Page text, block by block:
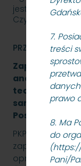
7.
treści
prawo
8. Ma
do
Pani/
jest
Czytaj dalej
PRZETARGI
Zapytanie
analizy
techniczną na
sanitarnej
Postojowa.
PKP Szybka
zaprasza do
opracowania